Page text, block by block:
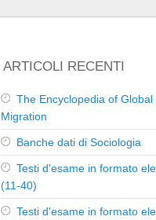
ARTICOLI RECENTI
The Encyclopedia of Global
Migration
Banche dati di Sociologia
Testi d'esame in formato
(11-40)
Testi d'esame in formato